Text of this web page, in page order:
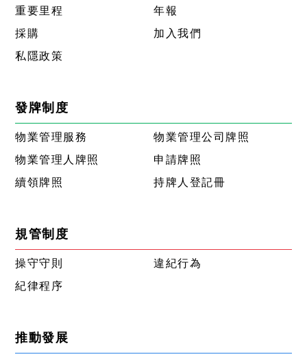
重要里程
年報
採購
加入我們
私隱政策
發牌制度
物業管理服務
物業管理公司牌照
物業管理人牌照
申請牌照
續領牌照
持牌人登記冊
規管制度
操守守則
違紀行為
紀律程序
推動發展